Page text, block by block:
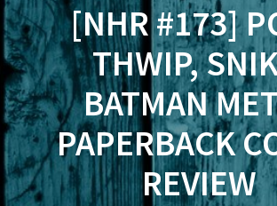
[NHR #173]
THWIP,
BATMAN
PAPERBACK
REVIEW